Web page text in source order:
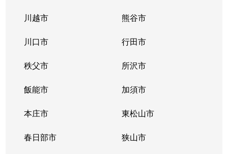
川越市 熊谷市
川口市 行田市
秩父市 所沢市
飯能市 加須市
本庄市 東松山市
春日部市 狭山市